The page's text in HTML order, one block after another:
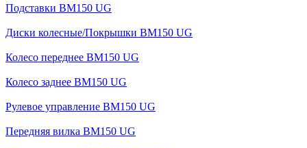
Подставки BM150 UG
Диски колесные/Покрышки BM150 UG
Колесо переднее BM150 UG
Колесо заднее BM150 UG
Рулевое управление BM150 UG
Передняя вилка BM150 UG